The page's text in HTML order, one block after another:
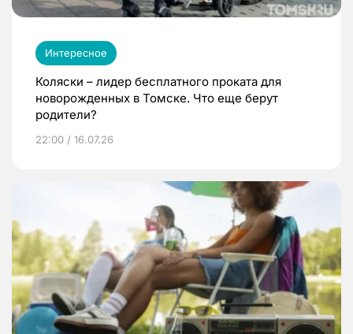
Интересное
Коляски – лидер бесплатного проката для
новорожденных в Томске. Что еще берут
родители?
22:00 / 16.07.26